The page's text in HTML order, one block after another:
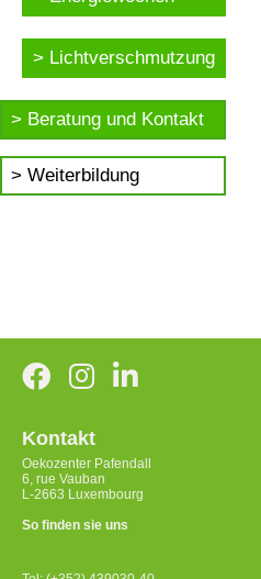
Lichtverschmutzung
Beratung und Kontakt
Weiterbildung
Kontakt
Oekozenter Pafendall
6, rue Vauban
L-2663 Luxembourg
So finden sie uns